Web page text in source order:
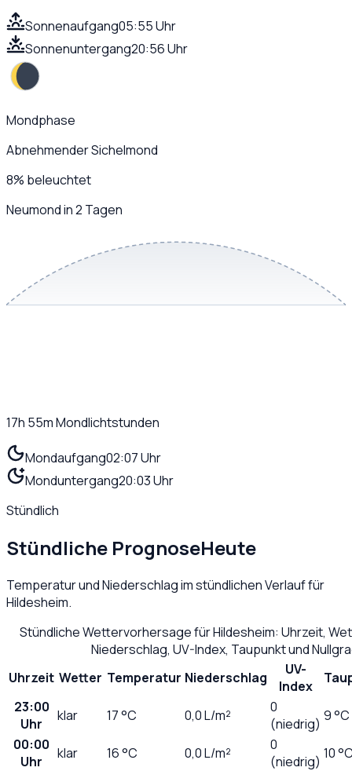
Sonnenaufgang05:55 Uhr
Sonnenuntergang20:56 Uhr
Mondphase
Abnehmender Sichelmond
8% beleuchtet
Neumond in 2 Tagen
17h 55mMondlichtstunden
Mondaufgang02:07 Uhr
Monduntergang20:03 Uhr
Stündlich
Stündliche PrognoseHeute
Temperatur und Niederschlag im stündlichen Verlauf für
Hildesheim.
Stündliche Wettervorhersage fürHildesheim: Uhrzeit,
Niederschlag, UV-Index, Taupunkt und
Uhrzeit Wetter Temperatur Niederschlag
UV-
Index
23:00
Uhr
klar 17°C 0,0L/m²
0
(niedrig) 9 °C
00:00
Uhr
klar 16°C 0,0L/m²
0
(niedrig) 10